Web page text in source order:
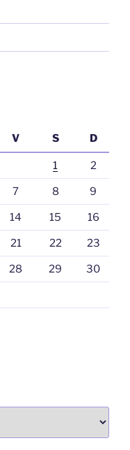
V S D
1 2
7 8 9
14 15 16
21 22 23
28 29 30